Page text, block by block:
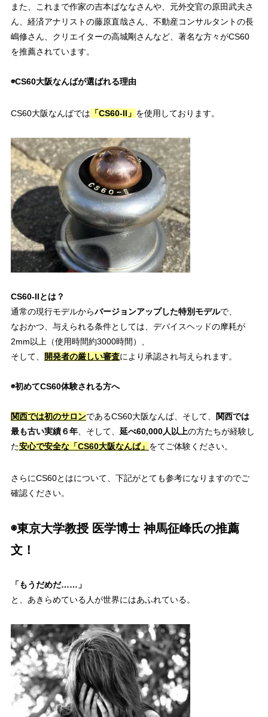
また、これまで作家の吉本ばななさんや、元外交官の原田武夫さ
ん、経済アナリストの藤原直哉さん、不動産コンサルタントの長
嶋修さん、クリエイターの高城剛さんなど、著名な方々がCS60
を推薦されています。
◉CS60大阪なんばが選ばれる理由
CS60大阪なんばでは 「CS60-II」 を使用しております。
CS60-IIとは？
通常の現行モデルからバージョンアップした特別モデルで、
なおかつ、与えられる条件としては、デバイスヘッドの摩耗が
2mm以上 （使用時間約3000時間）、
そして、
開発者の厳しい審査により承認され与えられます。
◉初めてCS60体験される方へ
関西では初のサロンであるCS60大阪なんば、そして、
関西では
最も古い実績６年、そして、 延べ60,000人以上の方たちが経験し
た安心で安全な「CS60大阪なんば」 をてご体験ください。
さらにCS60とはについて、下記がとても参考になりますのでご
確認ください。
◉東京大学教授 医学博士 神馬征峰氏の推薦
文！
「もうだめだ……」
と、あきらめている人が世界にはあふれている。